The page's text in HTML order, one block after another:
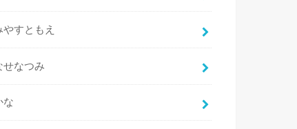
やすともえ
せなつみ
な